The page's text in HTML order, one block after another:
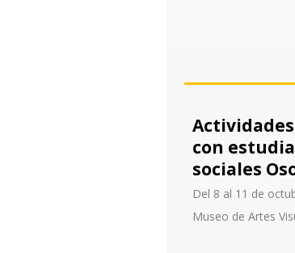
con
sociales
Del 8 al 11 de
Museo de Artes